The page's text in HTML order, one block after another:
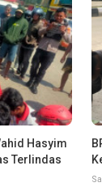
Hasyim
Terlindas